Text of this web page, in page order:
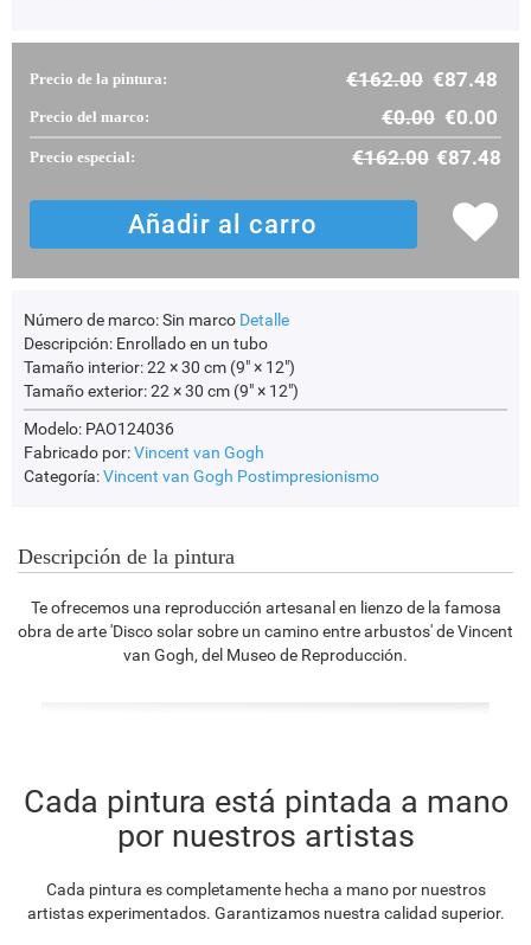
Precio de la pintura: €162.00 €87.48
Precio del marco: €0.00 €0.00
Precio especial: €162.00 €87.48
Número de marco:Sin marco Detalle
Descripción: Enrollado en un tubo
Tamaño interior:22 × 30 cm (9" × 12")
Tamaño exterior:22 × 30 cm (9" × 12")
Modelo: PAO124036
Fabricado por:Vincent van Gogh
Categoría:Vincent van Gogh Postimpresionismo
Descripción de la pintura
Te ofrecemos una reproducción artesanal en lienzo de la famosa
obra de arte 'Disco solar sobre un camino entre arbustos' de Vincent
van Gogh, del Museo de Reproducción.
Cada pintura está pintada a mano
por nuestros artistas
Cada pintura es completamente hecha a mano por nuestros
artistas experimentados. Garantizamos nuestra calidad superior.